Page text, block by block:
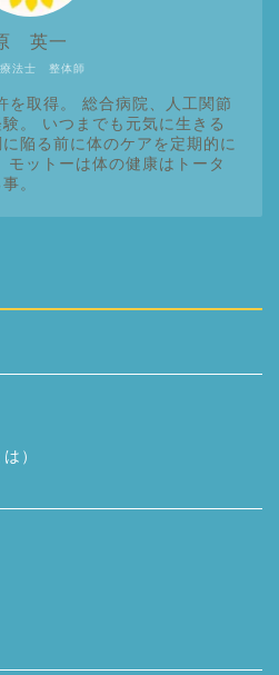
法士 整体師
英一
を取得。 総合病院、人工関節
。 いつまでも元気に生きる
陥る前に体のケアを定期的に
ットーは体の健康はトータ
。
）